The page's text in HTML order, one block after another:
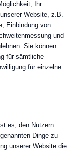
Ihr
Website, z.B.
Einbindung von
und
Sie können
für sämtliche
für einzelne
es, den Nutzern
Dinge zu
unserer Website die